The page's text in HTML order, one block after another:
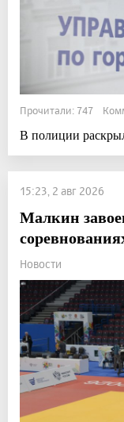
Прочитали: 747
В полиции
15:23, 2 авг 2026
Малкин
Новости